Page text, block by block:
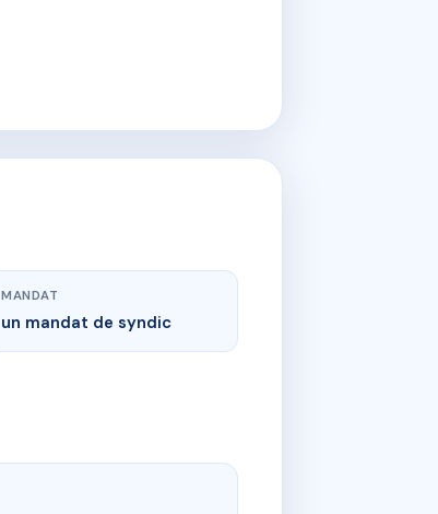
MANDAT
un mandat de syndic